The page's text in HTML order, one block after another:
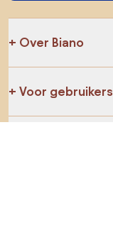
Over Biano
Voor gebruikers